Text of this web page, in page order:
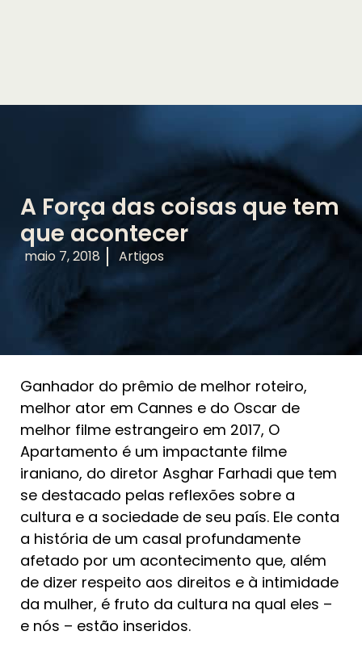
A Força das coisas que tem
que acontecer
maio 7, 2018 Artigos
Ganhador do prêmio de melhor roteiro,
melhor ator em Cannes e do Oscar de
melhor filme estrangeiro em 2017, O
Apartamento é um impactante filme
iraniano, do diretor Asghar Farhadi que tem
se destacado pelas reflexões sobre a
cultura e a sociedade de seu país. Ele conta
a história de um casal profundamente
afetado por um acontecimento que, além
de dizer respeito aos direitos e à intimidade
da mulher, é fruto da cultura na qual eles –
e nós – estão inseridos.